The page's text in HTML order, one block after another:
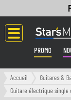
PROMO
Langue
Accueil Guitares &
Guitare électrique single